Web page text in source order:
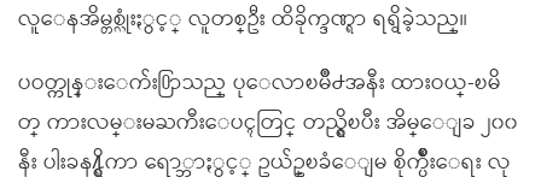
လူေနအိမ္တစ္လုံးႏွင့္ လူတစ္ဦး ထိခိုက္ဒဏ္ရာ ရရွိခဲ့သည္။
ပဝတ္ကုန္းေက်း႐ြာသည္ ပုေလာၿမိဳ႕အနီး ထားဝယ္-ၿမိ
တ္ ကားလမ္းမႀကီးေပၚတြင္ တည္ရွိၿပီး အိမ္ေျခ ၂၀၀
နီး ပါးခန႔္ရွိကာ ေရာ္ဘာႏွင့္ ဥယ်ဥ္ၿခံေျမ စိုက္ပ်ိဳးေရး လု